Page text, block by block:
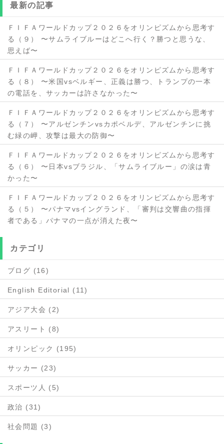
最新の記事
ＦＩＦＡワールドカップ２０２６をオリンピズムから思考す
る（９） 〜サムライブルーはどこへ行く？勝つと思うな、
思えば〜
ＦＩＦＡワールドカップ２０２６をオリンピズムから思考す
る（８） 〜米国vsベルギー、正義は勝つ、トランプの一本
の電話を、サッカーは許さなかった〜
ＦＩＦＡワールドカップ２０２６をオリンピズムから思考す
る（７） 〜アルゼンチンvsカポベルデ、アルゼンチンに挑
む緑の岬、攻撃は最大の防御〜
ＦＩＦＡワールドカップ２０２６をオリンピズムから思考す
る（６） 〜日本vsブラジル、「サムライブルー」の涙は青
かった〜
ＦＩＦＡワールドカップ２０２６をオリンピズムから思考す
る（５） 〜パナマvsイングランド、「審判は交響曲の指揮
者である」パナマの一点が消えた夜〜
カテゴリ
ブログ (16)
English Editorial (11)
アジア大会 (2)
アスリート (8)
オリンピック (195)
サッカー (23)
スポーツ人 (5)
政治 (31)
社会問題 (3)